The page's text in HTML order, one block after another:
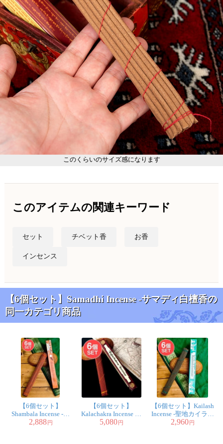
このくらいのサイズ感になります
このアイテムの関連キーワード
セット チベット香 お香
インセンス
【6個セット】Samadhi Incense -サマディ白檀香の
同一カテゴリ商品
【6個セット】
Shambala Incense -シ
ャンバラチベタン香
2,888円
【6個セット】
Kalachakra Incense カ
ーラチャクラ香（通
5,080円
【6個セット】Kailash
Incense -聖地カイラシ
ュ香
2,960円